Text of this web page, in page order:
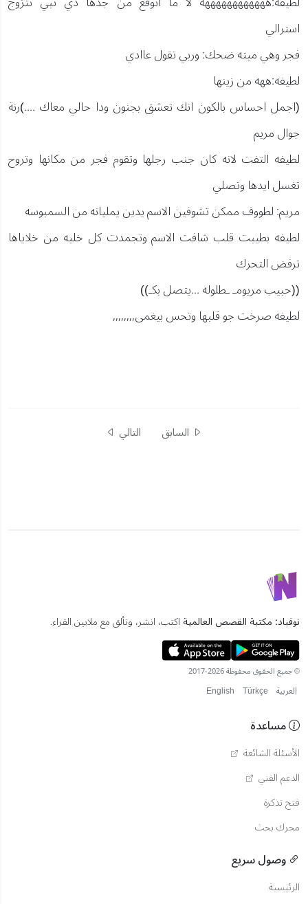
استرالي
فجر وهي ميته ضحك: وربي تقول عاادي
لطيفه:ههه من زينها
(اجمل احساس بالكون انك تعشق بجنون ودا حالي معاك ....)رنة
جوال مريم
لطيفه التفت لانه كان جنب رجلها وتقوم فجر من مكانها وتروح
تغسل ايدها وتصلي
مريم: لطووف ممكن تشوفين الاسم يدين يمليانه من السمبوسه
لطيفه بطيبت قلب شافت الاسم وتجمدت كل خليه من خلاياها
ترفض التحرك
((حبيب مريومـ ـطلوله ...يتصل بكـ))
لطيفه صرخت جو قلبها وتحس بيغمى,,,,,,,,
السابق التالي
نوفباد: مكتبة القصص العالمية اكتب، انشر، وتألق مع ملايين القراء.
© جميع الحقوق محفوظة 2026-2017
العربية English Türkçe
مساعدة
الأسئلة الشائعة
الدعم الفني
فتح تذكرة
محرك بحث
وصول سريع
الرئيسية